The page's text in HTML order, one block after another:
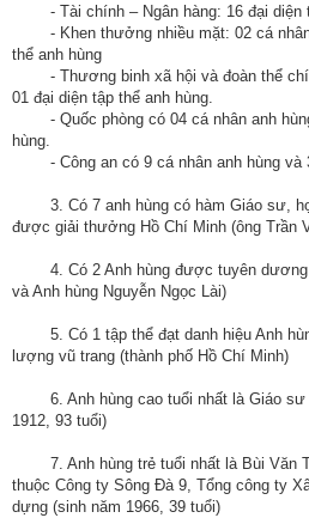
- Tài chính – Ngân hàng: 16 đại diện
- Khen thưởng nhiều mặt: 02 cá
thể anh hùng
- Thương binh xã hội và đoàn thể
01 đại diện tập thể anh hùng.
- Quốc phòng có 04 cá nhân anh
hùng.
- Công an có 9 cá nhân anh hùng và
3. Có 7 anh hùng có hàm Giáo sư,
được giải thưởng Hồ Chí Minh (ông Trần
4. Có 2 Anh hùng được tuyên
và Anh hùng Nguyễn Ngọc Lài)
5. Có 1 tập thể đạt danh hiệu Anh
lượng vũ trang (thành phố Hồ Chí Minh)
6. Anh hùng cao tuổi nhất là Giáo
1912, 93 tuổi)
7. Anh hùng trẻ tuổi nhất là Bùi Văn
thuộc Công ty Sông Đà 9, Tổng công ty
dựng (sinh năm 1966, 39 tuổi)